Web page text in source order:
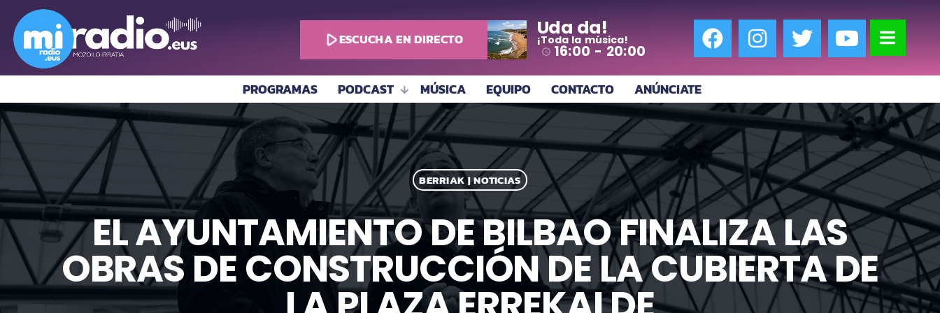
play_arrowESCUCHA EN DIRECTO Uda da!
¡Toda la música!
access_time 16:00 - 20:00
PROGRAMAS PODCAST MÚSICA EQUIPO CONTACTO ANÚNCIATE
BERRIAK | NOTICIAS
EL AYUNTAMIENTO DE BILBAO FINALIZA LAS
OBRAS DE CONSTRUCCIÓN DE LA CUBIERTA DE